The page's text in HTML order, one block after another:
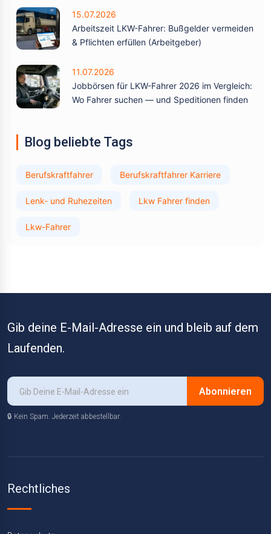
15.07.2026
Arbeitszeit LKW-Fahrer: Bußgelder vermeiden
& Pflichten erfüllen (Arbeitgeber)
11.07.2026
Jobbörsen für LKW-Fahrer 2026 im Vergleich:
Wo Fahrer suchen — und Speditionen finden
Blog beliebte Tags
Berufskraftfahrer Berufskraftfahrer Karriere
Lenk- und Ruhezeiten Lkw Fahrer finden
Lkw-Fahrer
Gib deine E-Mail-Adresse ein und bleib auf dem
Laufenden.
Abonnieren
🔒 Kein Spam. Jederzeit abbestellbar.
Rechtliches